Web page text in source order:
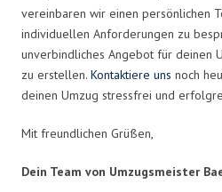
vereinbaren wir einen persönlichen
individuellen Anforderungen zu
unverbindliches Angebot für deinen
zu erstellen. Kontaktiere uns noch
deinen Umzug stressfrei und
Mit freundlichen Grüßen,
Dein Team von Umzugsmeister